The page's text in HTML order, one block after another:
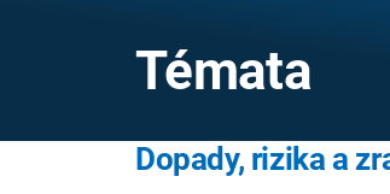
Témata
Dopady, rizika a